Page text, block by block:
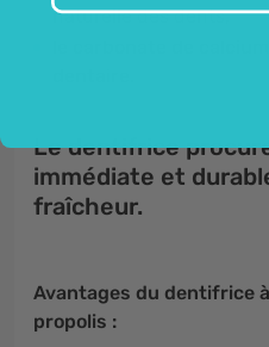
naturelle des dents,
Le dentifrice
immédiate et
fraîcheur.
Avantages du dentifrice
propolis :